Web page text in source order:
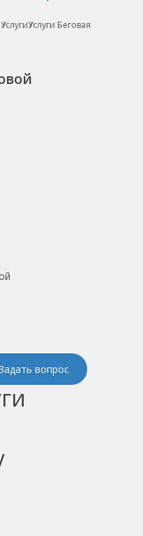
УслугиУслуги Беговая
вопрос